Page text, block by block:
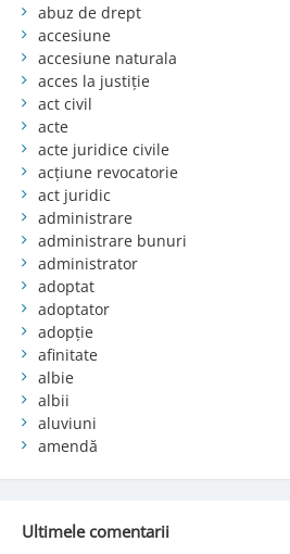
abuz de drept
accesiune
accesiune naturala
acces la justiție
act civil
acte
acte juridice civile
acțiune revocatorie
act juridic
administrare
administrare bunuri
administrator
adoptat
adoptator
adopție
afinitate
albie
albii
aluviuni
amendă
Ultimele comentarii